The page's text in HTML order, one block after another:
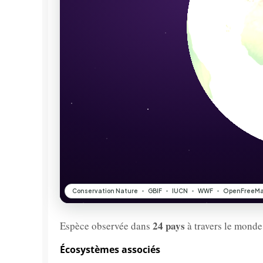
Espèce observée dans 24 pays à travers le
Écosystèmes associés